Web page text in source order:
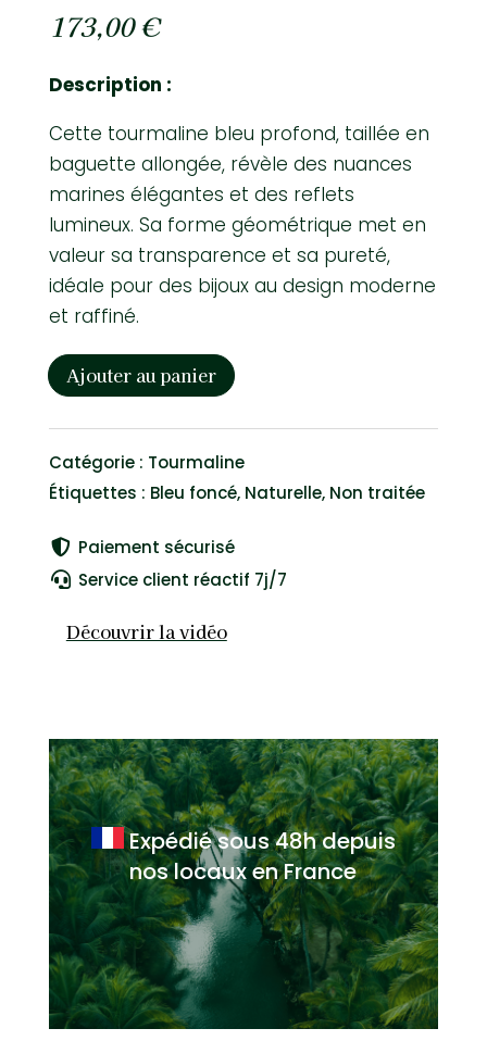
173,00€
Description :
Cette tourmaline bleu profond, taillée en
baguette allongée, révèle des nuances
marines élégantes et des reflets
lumineux. Sa forme géométrique met en
valeur sa transparence et sa pureté,
idéale pour des bijoux au design moderne
et raffiné.
quantité
Tourmaline
Bleu
foncé
Brésil
#L1021
Ajouter au panier
Catégorie : Tourmaline
Étiquettes : Bleu foncé, Naturelle, Non traitée
 Paiement sécurisé
 Service client réactif 7j/7
Découvrir la vidéo
Expédié sous 48hdepuis
nos locaux en France